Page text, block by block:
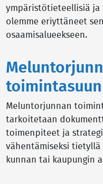
ympäristötieteellisiä ja
olemme eriyttäneet
osaamisalueekseen.
Meluntorjunnan
tarkoitetaan
toimenpiteet ja
vähentämiseksi tietyllä
kunnan tai kaupungin